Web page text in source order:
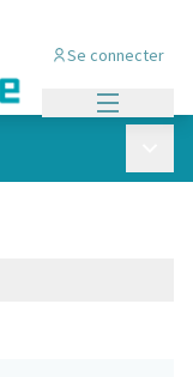
Se connecter